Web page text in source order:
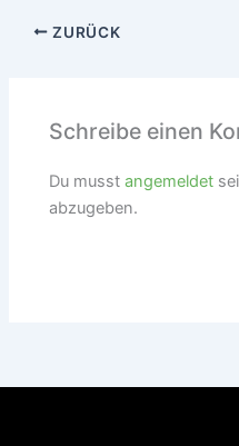
ZURÜCK
Schreibe einen
Du musstangemeldet
abzugeben.